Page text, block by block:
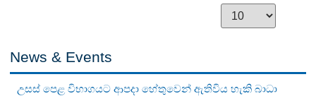
News & Events
උසස් පෙළ විභාගයට ආපදා හේතුවෙන් ඇතිවිය හැකි බාධා